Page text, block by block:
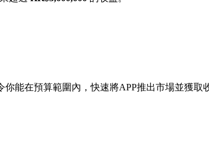
能在預算範圍內，快速將APP推出市場並獲取